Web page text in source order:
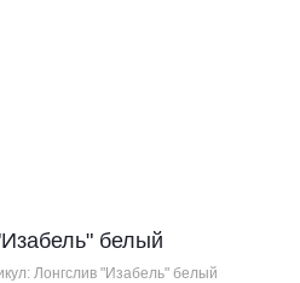
белый
Лонгслив "Изабель" белый